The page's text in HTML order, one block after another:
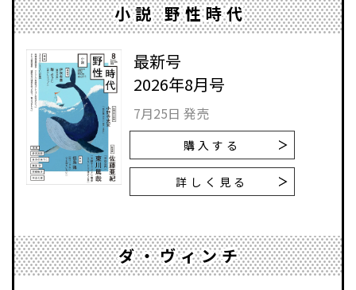
小説 野性時代
最新号
2026年8月号
7月25日 発売
購入する
詳しく見る
ダ・ヴィンチ